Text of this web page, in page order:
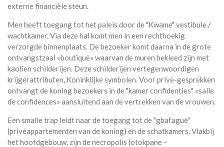
externe financiële steun.
Men heeft toegang tot het paleis door de "Kwame" vestibule /
wachtkamer. Via deze hal komt men in een rechthoekig
verzorgde binnenplaats. De bezoeker komt daarna in de grote
ontvangstzaal «boutiquè» waarvan de muren bekleed zijn met
kaolien schilderijen. Deze schilderijen vertegenwoordigen
krijgerattributen, Koninklijke symbolen. Voor prive-gesprekken
ontvangt de koning bezoekers in de "kamer confidenties" «salle
de confidences» aansluitend aan de vertrekken van de vrouwen.
Een smalle trap leidt naar de toegang tot de "gbafaguè"
(privéappartementen van de koning) en de schatkamers. Vlakbij
het hoofdgebouw, zijn de necropolis (otokpane -